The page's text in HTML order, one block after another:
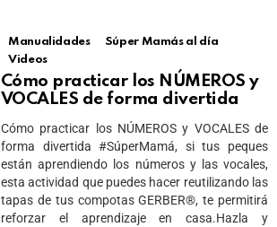
Manualidades
Súper Mamás al día
Videos
Cómo practicar los NÚMEROS y
VOCALES de forma divertida
Cómo practicar los NÚMEROS y VOCALES de
forma divertida #SúperMamá, si tus peques
están aprendiendo los números y las vocales,
esta actividad que puedes hacer reutilizando las
tapas de tus compotas GERBER®️, te permitirá
reforzar el aprendizaje en casa.Hazla y